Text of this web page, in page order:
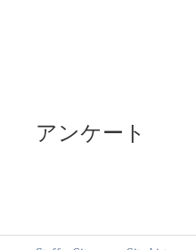
アンケート